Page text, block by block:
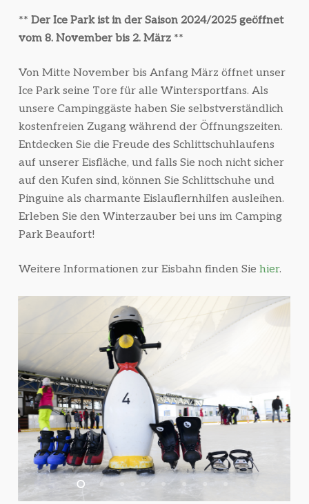
**Der Ice Park ist in der Saison 2024/2025 geöffnet
vom 8. November bis 2. März **
Von Mitte November bis Anfang März öffnet unser
Ice Park seine Tore für alle Wintersportfans. Als
unsere Campinggäste haben Sie selbstverständlich
kostenfreien Zugang während der Öffnungszeiten.
Entdecken Sie die Freude des Schlittschuhlaufens
auf unserer Eisfläche, und falls Sie noch nicht sicher
auf den Kufen sind, können Sie Schlittschuhe und
Pinguine als charmante Eislauflernhilfen ausleihen.
Erleben Sie den Winterzauber bei uns im Camping
Park Beaufort!
Weitere Informationen zur Eisbahn finden Siehier.